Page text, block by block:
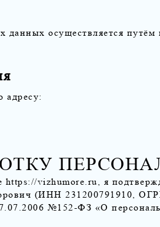
данных осуществляется
адресу:
https://vizhumore.ru, я
(ИНН 231200791910,
№152-ФЗ «О